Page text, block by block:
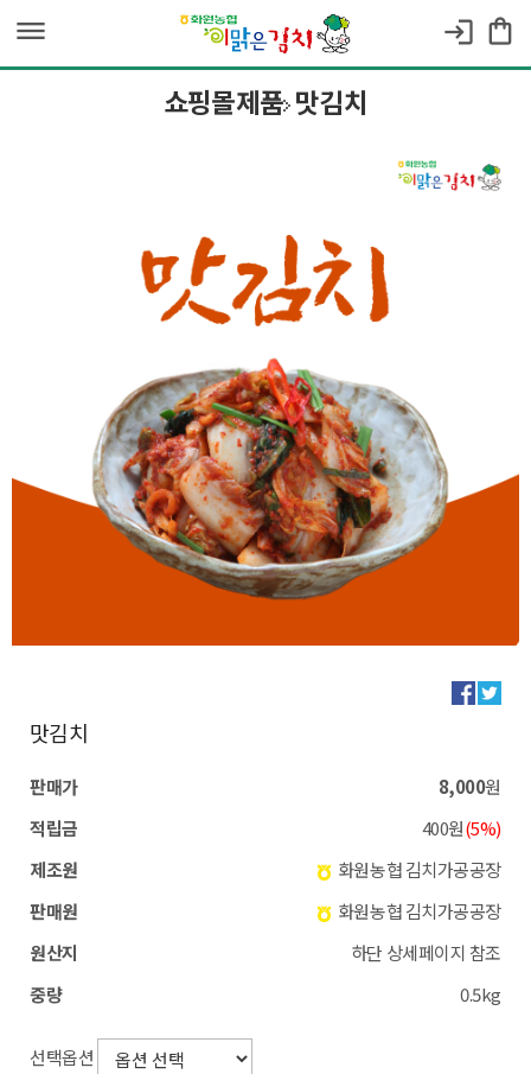
dehaze login shopping_bag
쇼핑몰제품 맛김치
맛김치
판매가 8,000원
적립금
400원(5%)
제조원
화원농협 김치가공공장
판매원
화원농협 김치가공공장
원산지
하단 상세페이지 참조
중량
0.5kg
선택옵션